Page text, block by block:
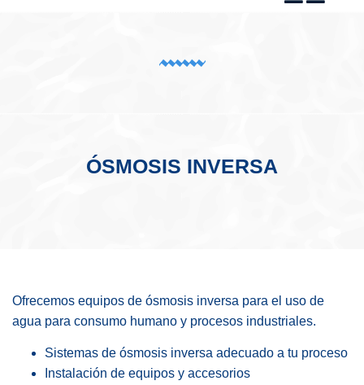
ÓSMOSIS INVERSA
Ofrecemos equipos de ósmosis inversa para el uso de
agua para consumo humano y procesos industriales.
Sistemas de ósmosis inversa adecuado a tu proceso
Instalación de equipos y accesorios